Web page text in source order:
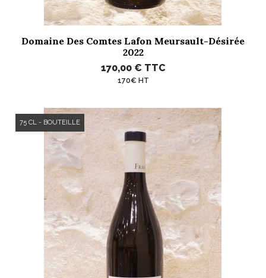
Domaine Des Comtes Lafon Meursault-Désirée
2022
170,00 € TTC
170€ HT
75 CL - BOUTEILLE